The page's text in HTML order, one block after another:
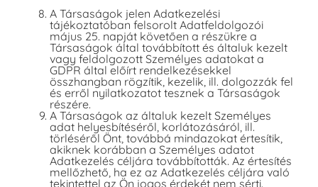
A Társaságok jelen Adatkezelési
tájékoztatóban felsorolt Adatfeldolgozói
május 25. napját követően a részükre a
Társaságok által továbbított és általuk kezelt
vagy feldolgozott Személyes adatokat a
GDPR által előírt rendelkezésekkel
összhangban rögzítik, kezelik, ill. dolgozzák fel
és erről nyilatkozatot tesznek a Társaságok
részére.
A Társaságok az általuk kezelt Személyes
adat helyesbítéséről, korlátozásáról, ill.
törléséről Önt, továbbá mindazokat értesítik,
akiknek korábban a Személyes adatot
Adatkezelés céljára továbbították. Az értesítés
mellőzhető, ha ez az Adatkezelés céljára való
tekintettel az Ön jogos érdekét nem sérti.